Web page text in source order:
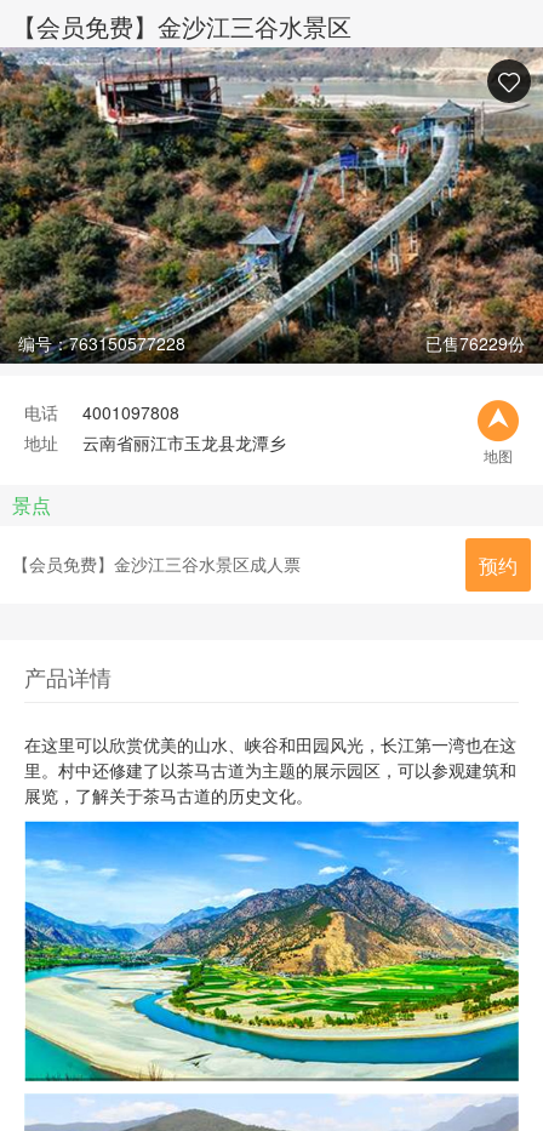
【会员免费】金沙江三谷水景区
编号：763150577228 已售76229份
电话
4001097808
地址
云南省丽江市玉龙县龙潭乡
地图
景点
【会员免费】金沙江三谷水景区成人票 预约
产品详情
在这里可以欣赏优美的山水、峡谷和田园风光，长江第一湾也在这
里。村中还修建了以茶马古道为主题的展示园区，可以参观建筑和
展览，了解关于茶马古道的历史文化。